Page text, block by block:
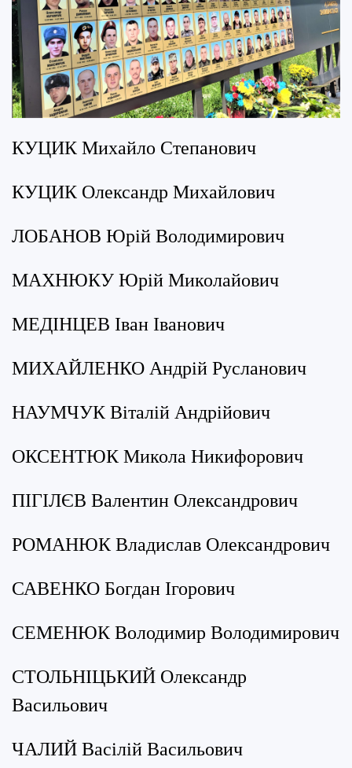
КУЦИК Михайло Степанович
КУЦИК Олександр Михайлович
ЛОБАНОВ Юрій Володимирович
МАХНЮКУ Юрій Миколайович
МЕДІНЦЕВ Іван Іванович
МИХАЙЛЕНКО Андрій Русланович
НАУМЧУК Віталій Андрійович
ОКСЕНТЮК Микола Никифорович
ПІГІЛЄВ Валентин Олександрович
РОМАНЮК Владислав Олександрович
САВЕНКО Богдан Ігорович
СЕМЕНЮК Володимир Володимирович
СТОЛЬНІЦЬКИЙ Олександр
Васильович
ЧАЛИЙ Васілій Васильович